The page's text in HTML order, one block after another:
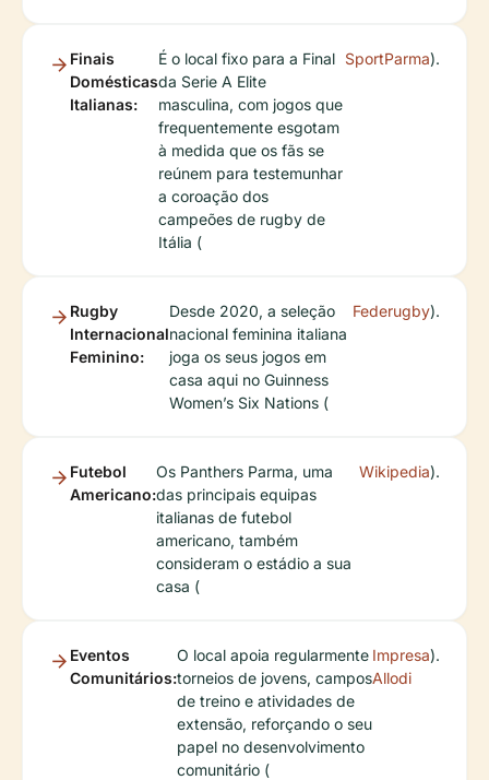
Finais
Domésticas
Italianas:
É o local fixo para a Final
da Serie A Elite
masculina, com jogos que
frequentemente esgotam
à medida que os fãs se
reúnem para testemunhar
a coroação dos
campeões de rugby de
Itália (
SportParma).
Rugby
Internacional
Feminino:
Desde 2020, a seleção
nacional feminina italiana
joga os seus jogos em
casa aqui no Guinness
Women’s Six Nations (
Federugby).
Futebol
Americano:
Os Panthers Parma, uma
das principais equipas
italianas de futebol
americano, também
consideram o estádio a sua
casa (
Wikipedia).
Eventos
Comunitários:
O local apoia regularmente
torneios de jovens, campos
de treino e atividades de
extensão, reforçando o seu
papel no desenvolvimento
comunitário (
Impresa
Allodi
).